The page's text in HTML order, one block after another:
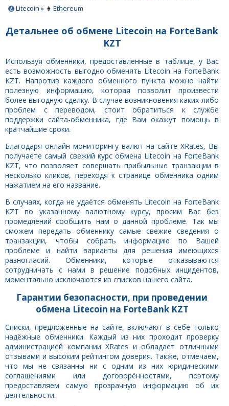
Litecoin »
Ethereum
Детальнее об обмене Litecoin на ForteBank
KZT
Используя обменники, предоставленные в таблице, у Вас
есть возможность выгодно обменять Litecoin на ForteBank
KZT. Напротив каждого обменного пункта можно найти
полезную информацию, которая позволит произвести
более выгодную сделку. В случае возникновения каких-либо
проблем с переводом, стоит обратиться к службе
поддержки сайта-обменника, где Вам окажут помощь в
кратчайшие сроки.
Благодаря онлайн мониторингу валют на сайте XRates, Вы
получаете самый свежий курс обмена Litecoin на ForteBank
KZT, что позволяет совершать прибыльные транзакции в
несколько кликов, переходя к странице обменника одним
нажатием на его название.
В случаях, когда не удаётся обменять Litecoin на ForteBank
KZT по указанному валютному курсу, просим Вас без
промедлений сообщить нам о данной проблеме. Так мы
сможем передать обменнику самые свежие сведения о
транзакции, чтобы собрать информацию по Вашей
проблеме и найти варианты для решения имеющихся
разногласий. Обменники, которые отказываются
сотрудничать с нами в решение подобных инцидентов,
моментально исключаются из списков нашего сайта.
Гарантии безопасности, при проведении
обмена Litecoin на ForteBank KZT
Списки, предложенные на сайте, включают в себе только
надёжные обменники. Каждый из них проходит проверку
администрацией компании XRates и обладает отличными
отзывами и высоким рейтингом доверия. Также, отмечаем,
что мы не связанны ни с одним из них юридическими
соглашениями или договорённостями, поэтому
предоставляем самую прозрачную информацию об их
деятельности.